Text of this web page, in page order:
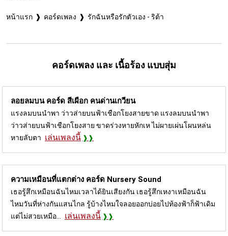
หน้าแรก คอร์ดเพลง รักฉันหรือรักตัวเอง - ริต้า
คอร์ดเพลง และ เนื้อร้อง แบบสุ่ม
ลอยลมบน คอร์ด สีเผือก คนด่านเกวียน
แรงลมบนนำพา ว่าวส่ายบนฟ้าเชือกโยงสายขาด แรงลมบนนำพา
ว่าวส่ายบนฟ้าเชือกโยงสาย ขาดร่วงหายหักเห ไม่ผายเผ่นโผนหล่น
หายลับตา เล่นเพลงนี้
ความเหมือนที่แตกต่าง คอร์ด Nursery Sound
เธอรู้สึกเหมือนฉันไหมเวลาได้ยินเสียงกัน เธอรู้สึกเหงาเหมือนฉัน
ไหมวันที่ห่างกันแสนไกล รู้บ้างไหมใจลอยออกบ่อยไปท้องฟ้าก็ฟ้าเดิม
แต่ไม่สวยเหมือ...
เล่นเพลงนี้